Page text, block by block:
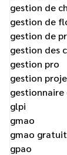
gestion de
gestion de
gestion de
gestion des
gestion pro
gestion
gestionnaire
glpi
gmao
gmao gratuit
gpao